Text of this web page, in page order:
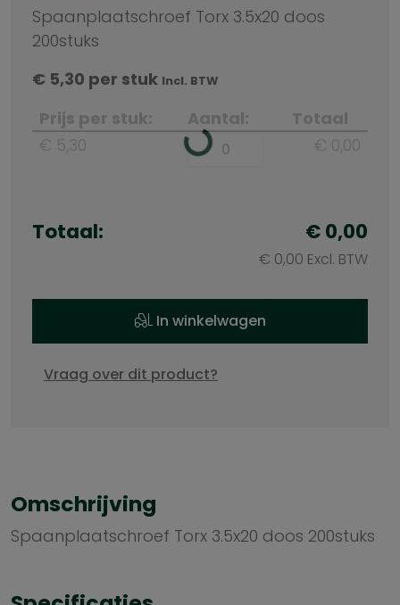
Spaanplaatschroef Torx 3.5x20 doos
200stuks
€ 5,30 per stuk Incl. BTW
Prijs per stuk: Aantal:
Totaal
€ 5,30
€ 0,00
Totaal: € 0,00
€ 0,00 Excl. BTW
In winkelwagen
Vraag over dit product?
Omschrijving
Spaanplaatschroef Torx 3.5x20 doos 200stuks